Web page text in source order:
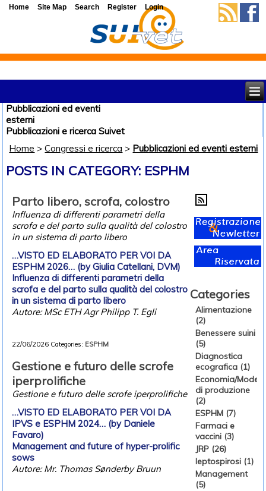
Pubblicazioni ed eventi
esterni
Pubblicazioni e ricerca Suivet
Home >Congressi e ricerca > Pubblicazioni ed eventi esterni
POSTS IN CATEGORY: ESPHM
Parto libero, scrofa, colostro
Influenza di differenti parametri della
scrofa e del parto sulla qualità del colostro
in un sistema di parto libero
…VISTO ED ELABORATO PER VOI DA
ESPHM 2026… (by Giulia Catellani, DVM)
Influenza di differenti parametri della
scrofa e del parto sulla qualità del colostro
in un sistema di parto libero
Autore: MSc ETH Agr Philipp T. Egli
22/06/2026 Categories: ESPHM
Gestione e futuro delle scrofe
iperprolifiche
Gestione e futuro delle scrofe iperprolifiche
…VISTO ED ELABORATO PER VOI DA
IPVS e ESPHM 2024… (by Daniele
Favaro)
Management and future of hyper-prolific
sows
Autore: Mr. Thomas Sønderby Bruun
Categories
Alimentazione
(2)
Benessere suini
(5)
Diagnostica
ecografica (1)
Economia/Modelli
di produzione
(2)
ESPHM (7)
Farmaci e
vaccini (3)
JRP (26)
leptospirosi (1)
Management
(5)
Home Site Map Search Register Login